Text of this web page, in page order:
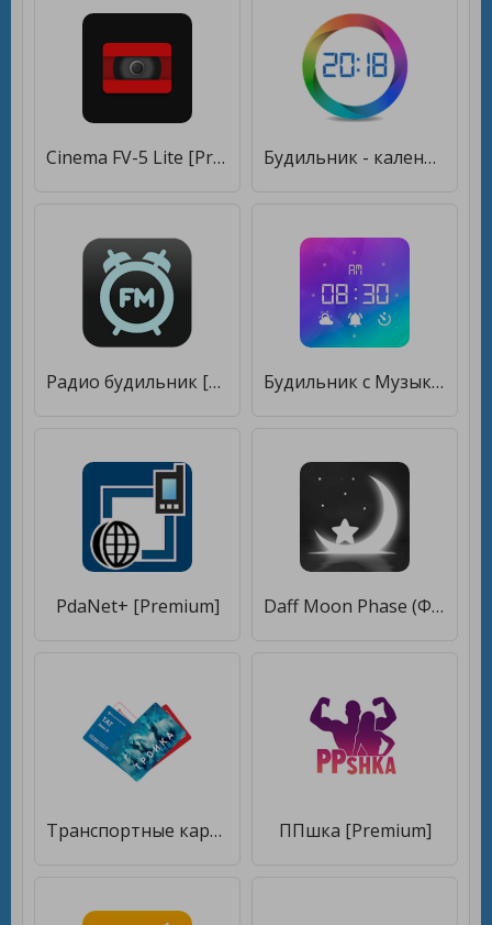
Cinema FV-5 Lite [Premium] Будильник - календарь, циклический и таймер [Полная версия]
Радио будильник [Unlocked] Будильник с Музыкой на русском языке [Без рекламы]
PdaNet+ [Premium] Daff Moon Phase (Фазы Луны) [Без рекламы]
Транспортные карты Москвы [Premium] ППшка [Premium]